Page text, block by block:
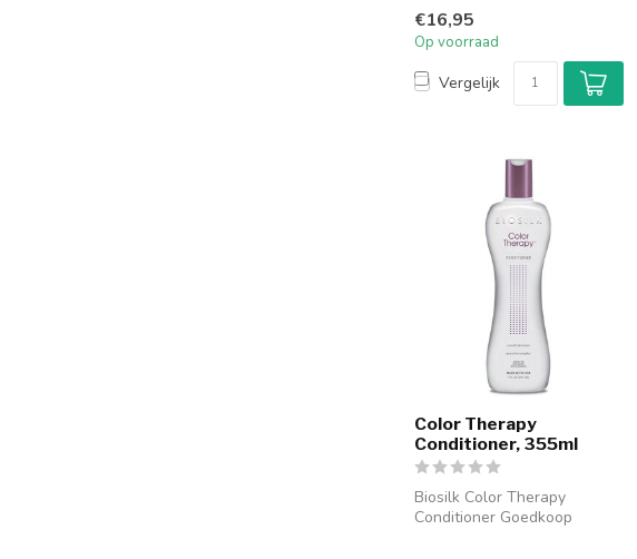
€16,95
Op voorraad
Vergelijk
Color Therapy
Conditioner, 355ml
Biosilk Color Therapy
Conditioner Goedkoop